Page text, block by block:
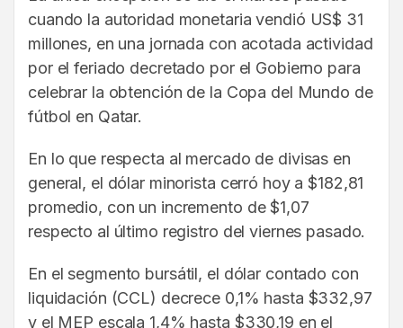
cuando la autoridad monetaria vendió US$ 31
millones, en una jornada con acotada actividad
por el feriado decretado por el Gobierno para
celebrar la obtención de la Copa del Mundo de
fútbol en Qatar.
En lo que respecta al mercado de divisas en
general, el dólar minorista cerró hoy a $182,81
promedio, con un incremento de $1,07
respecto al último registro del viernes pasado.
En el segmento bursátil, el dólar contado con
liquidación (CCL) decrece 0,1% hasta $332,97
y el MEP escala 1,4% hasta $330,19 en el